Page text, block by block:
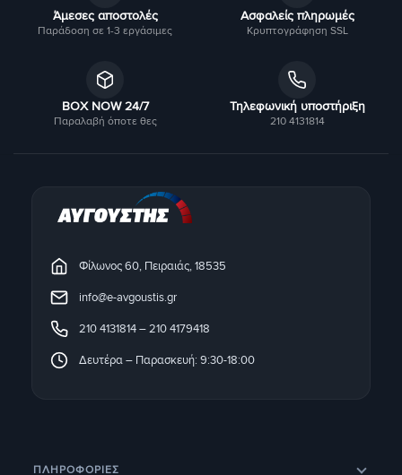
Άμεσες αποστολές
Παράδοση σε 1-3 εργάσιμες
Ασφαλείς πληρωμές
Κρυπτογράφηση SSL
BOX NOW 24/7
Παραλαβή όποτε θες
Τηλεφωνική υποστήριξη
210 4131814
Φίλωνος 60, Πειραιάς, 18535
info@e-avgoustis.gr
210 4131814–210 4179418
Δευτέρα – Παρασκευή: 9:30-18:00
ΠΛΗΡΟΦΟΡΊΕΣ